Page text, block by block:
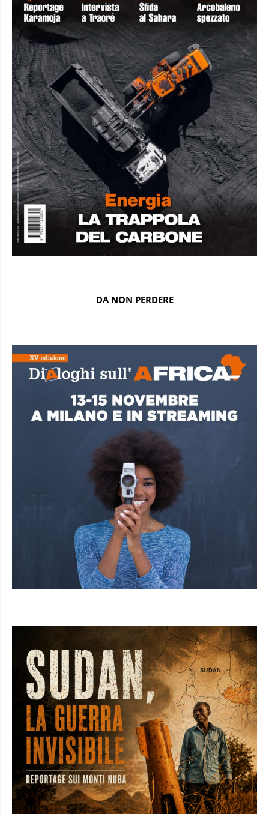
DA NON PERDERE